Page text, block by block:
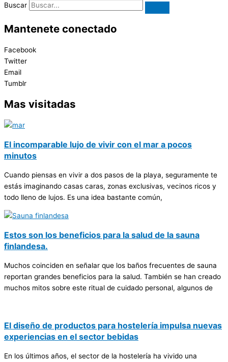
Buscar
Mantenete conectado
Facebook
Twitter
Email
Tumblr
Mas visitadas
El incomparable lujo de vivir con el mar a pocos
minutos
Cuando piensas en vivir a dos pasos de la playa, seguramente te
estás imaginando casas caras, zonas exclusivas, vecinos ricos y
todo lleno de lujos. Es una idea bastante común,
Estos son los beneficios para la salud de la sauna
finlandesa.
Muchos coinciden en señalar que los baños frecuentes de sauna
reportan grandes beneficios para la salud. También se han creado
muchos mitos sobre este ritual de cuidado personal, algunos de
El diseño de productos para hostelería impulsa nuevas
experiencias en el sector bebidas
En los últimos años, el sector de la hostelería ha vivido una